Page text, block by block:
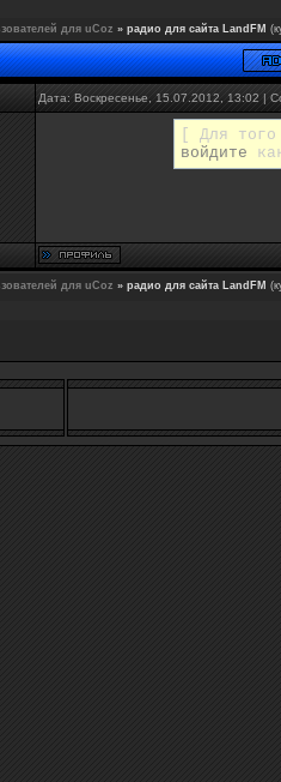
для uCoz » радио для сайта LandFM
Дата: Воскресенье, 15.07.2012, 13:02 |
[ Для
войдите
для uCoz » радио для сайта LandFM